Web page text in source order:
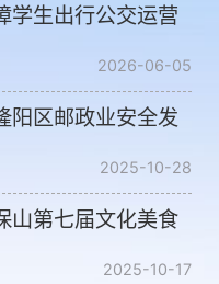
学生出行公交运营
2026-06-05
阳区邮政业安全发
2025-10-28
山第七届文化美食
2025-10-17